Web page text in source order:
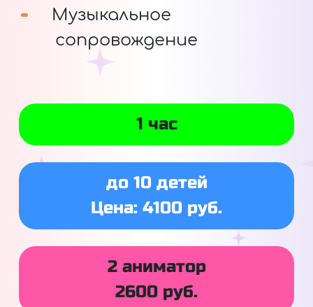
Музыкальное
сопровождение
1 час
до 10 детей
Цена: 4100 руб.
2 аниматор
2600 руб.